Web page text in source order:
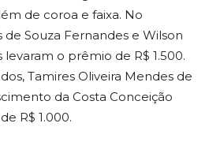
de coroa e faixa. No
de Souza Fernandes e Wilson
levaram o prêmio de R$ 1.500.
Tamires Oliveira Mendes de
da Costa Conceição
R$ 1.000.